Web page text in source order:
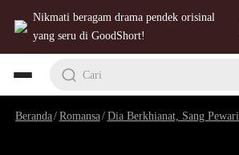
Nikmati beragam drama pendek orisinal
yang seru di GoodShort!
Cari
Beranda/Romansa/Dia Berkhianat, Sang